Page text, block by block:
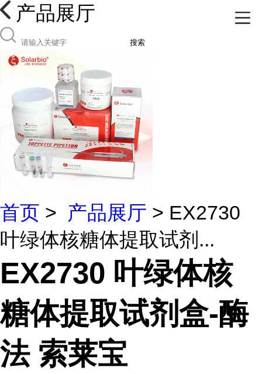
产品展厅
搜索
首页 > 产品展厅 > EX2730
叶绿体核糖体提取试剂...
EX2730 叶绿体核
糖体提取试剂盒-酶
法 索莱宝